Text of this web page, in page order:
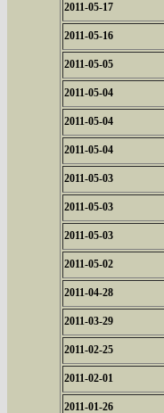
2011-05-17
2011-05-16
2011-05-05
2011-05-04
2011-05-04
2011-05-04
2011-05-03
2011-05-03
2011-05-03
2011-05-02
2011-04-28
2011-03-29
2011-02-25
2011-02-01
2011-01-26